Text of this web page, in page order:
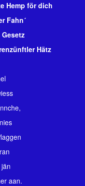
Hemp för dich
Fahn´
Hätz
aan.